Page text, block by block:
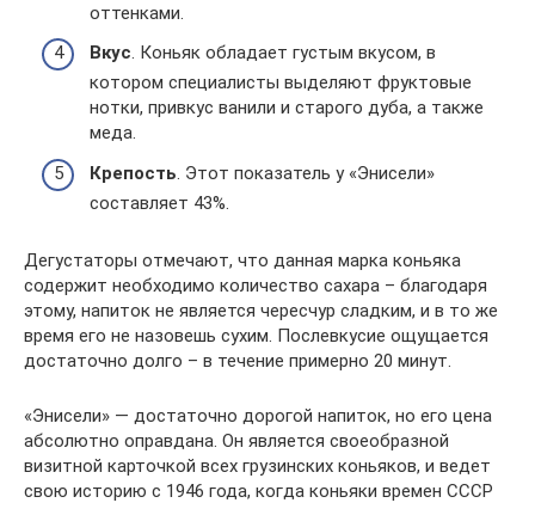
оттенками.
Вкус. Коньяк обладает густым вкусом, в
котором специалисты выделяют фруктовые
нотки, привкус ванили и старого дуба, а также
меда.
Крепость . Этот показатель у «Энисели»
составляет 43%.
Дегустаторы отмечают, что данная марка коньяка
содержит необходимо количество сахара – благодаря
этому, напиток не является чересчур сладким, и в то же
время его не назовешь сухим. Послевкусие ощущается
достаточно долго – в течение примерно 20 минут.
«Энисели» — достаточно дорогой напиток, но его цена
абсолютно оправдана. Он является своеобразной
визитной карточкой всех грузинских коньяков, и ведет
свою историю с 1946 года, когда коньяки времен СССР